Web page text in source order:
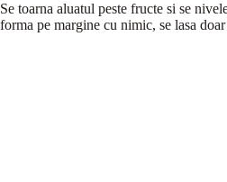
Se toarna aluatul peste fructe si se
forma pe margine cu nimic, se lasa